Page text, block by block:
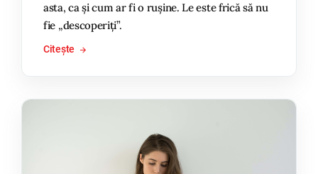
asta, ca și cum ar fi o rușine. Le este frică să nu
fie „descoperiți”.
Citește